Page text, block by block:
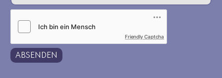
Friendly Captcha
ABSENDEN